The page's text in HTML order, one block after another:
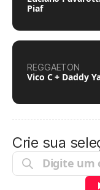
Piaf
REGGAETON
Vico C + Daddy
Crie sua